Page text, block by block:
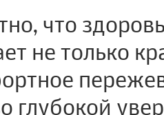
что
не только
глубокой